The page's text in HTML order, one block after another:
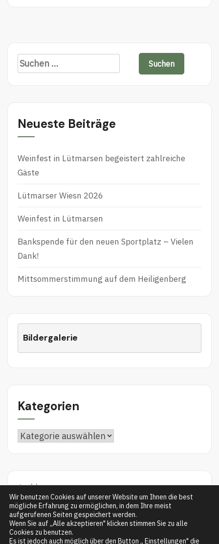
Neueste Beiträge
Weinfest in Lütmarsen begeistert zahlreiche
Gäste
Lütmarser Wiesn 2026
Weinfest in Lütmarsen
Bankspende für den neuen Sportplatz – Vielen
Dank!
Mittsommerstimmung auf dem Heiligenberg
Bildergalerie
Kategorien
Archiv
Wir benutzen Cookies auf unserer Website um Ihnen die best
mögliche Erfahrung zu ermöglichen, in dem Ihre meist
aufgerufenen Seiten gespeichert werden.
Wenn Sie auf „Alle akzeptieren" klicken stimmen Sie zu alle
Cookies zu benutzen.
Es ist jedoch auch möglich über den Button „ Einstellungen" die